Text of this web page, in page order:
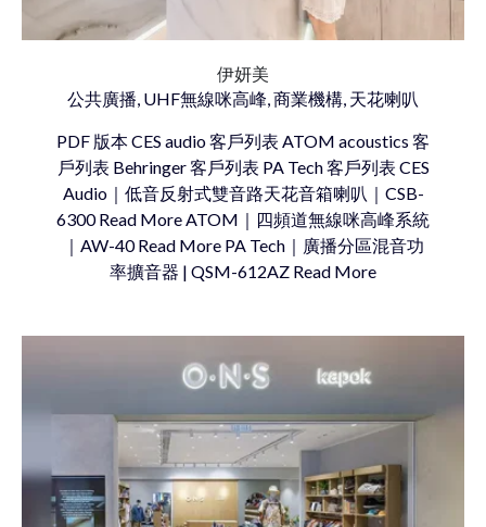
伊妍美
公共廣播, UHF無線咪高峰, 商業機構, 天花喇叭
PDF 版本 CES audio 客戶列表 ATOM acoustics 客
戶列表 Behringer 客戶列表 PA Tech 客戶列表 CES
Audio｜低音反射式雙音路天花音箱喇叭｜CSB-
6300 Read More ATOM｜四頻道無線咪高峰系統
｜AW-40 Read More PA Tech｜廣播分區混音功
率擴音器 | QSM-612AZ Read More